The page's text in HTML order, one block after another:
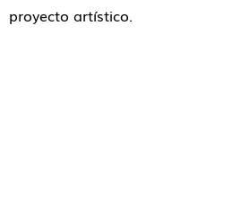
proyecto artístico.